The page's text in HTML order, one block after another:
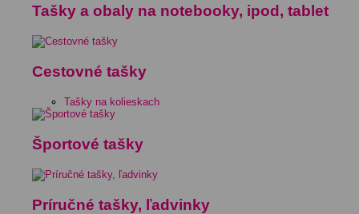
Tašky a obaly na notebooky, ipod, tablet
Cestovné tašky
Tašky na kolieskach
Športové tašky
Príručné tašky, ľadvinky